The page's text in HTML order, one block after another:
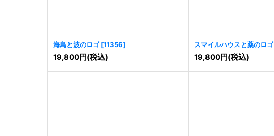
海鳥と波のロゴ [11356]
19,800円(税込)
スマイルハウスと薬のロゴ
19,800円(税込)